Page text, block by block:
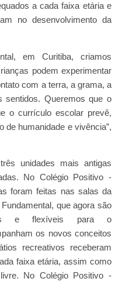
a cada faixa etária e
no desenvolvimento da
em Curitiba, criamos
podem experimentar
com a terra, a grama, a
sentidos. Queremos que o
o currículo escolar prevê,
de humanidade e vivência”,
unidades mais antigas
No Colégio Positivo -
foram feitas nas salas da
que agora são
e flexíveis para o
os novos conceitos
recreativos receberam
faixa etária, assim como
No Colégio Positivo -